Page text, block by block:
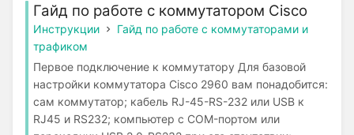
Гайд по работе с коммутатором Cisco
Инструкции
Гайд по работе с коммутаторами и
трафиком
Первое подключение к коммутатору Для базовой
настройки коммутатора Cisco 2960 вам понадобится:
сам коммутатор; кабель RJ-45-RS-232 или USB к
RJ45 и RS232; компьютер с COM-портом или